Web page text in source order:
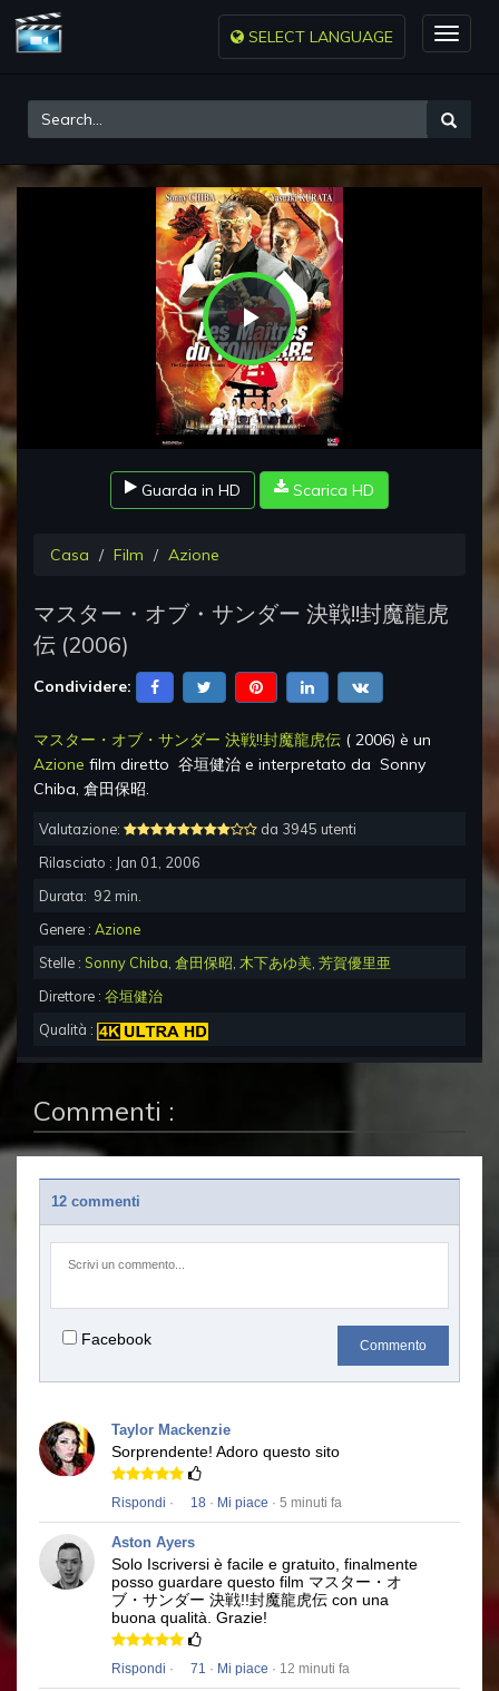
Toggle
SELECT LANGUAGE
Play
Video
Guarda in HD Scarica HD
Casa Film Azione
マスター・オブ・サンダー 決戦!!封魔龍虎
伝 (2006)
Condividere:
マスター・オブ・サンダー 決戦!!封魔龍虎伝 ( 2006) è un
Azione film diretto 谷垣健治 e interpretato da Sonny
Chiba, 倉田保昭.
Valutazione:
da 3945 utenti
Rilasciato : Jan 01, 2006
Durata: 92 min.
Genere : Azione
Stelle : Sonny Chiba 倉田保昭 木下あゆ美 芳賀優里亜
Direttore : 谷垣健治
Qualità :
Commenti :
12 commenti
Facebook Commento
Taylor Mackenzie
Sorprendente! Adoro questo sito
Rispondi · 18 · Mi piace · 5 minuti fa
Aston Ayers
Solo Iscriversi è facile e gratuito, finalmente
posso guardare questo film マスター・オ
ブ・サンダー 決戦!!封魔龍虎伝 con una
buona qualità. Grazie!
Rispondi · 71 · Mi piace · 12 minuti fa